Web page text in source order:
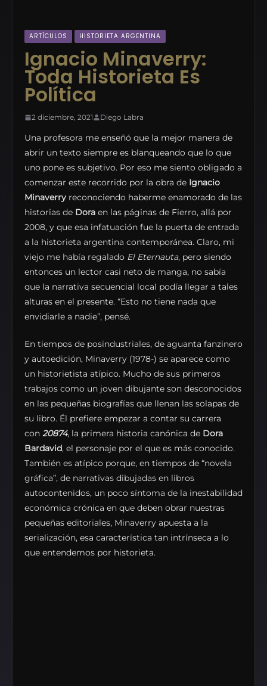
ARTÍCULOS HISTORIETA ARGENTINA
Ignacio Minaverry:
Toda Historieta Es
Política
2 diciembre, 2021 Diego Labra
Una profesora me enseñó que la mejor manera de
abrir un texto siempre es blanqueando que lo que
uno pone es subjetivo. Por eso me siento obligado a
comenzar este recorrido por la obra de Ignacio
Minaverry reconociendo haberme enamorado de las
historias de Dora en las páginas de Fierro, allá por
2008, y que esa infatuación fue la puerta de entrada
a la historieta argentina contemporánea. Claro, mi
viejo me había regalado El Eternauta, pero siendo
entonces un lector casi neto de manga, no sabía
que la narrativa secuencial local podía llegar a tales
alturas en el presente. “Esto no tiene nada que
envidiarle a nadie”, pensé.
En tiempos de posindustriales, de aguanta fanzinero
y autoedición, Minaverry (1978-) se aparece como
un historietista atípico. Mucho de sus primeros
trabajos como un joven dibujante son desconocidos
en las pequeñas biografías que llenan las solapas de
su libro. Él prefiere empezar a contar su carrera
con 20874, la primera historia canónica de Dora
Bardavid, el personaje por el que es más conocido.
También es atípico porque, en tiempos de “novela
gráfica”, de narrativas dibujadas en libros
autocontenidos, un poco síntoma de la inestabilidad
económica crónica en que deben obrar nuestras
pequeñas editoriales, Minaverry apuesta a la
serialización, esa característica tan intrínseca a lo
que entendemos por historieta.